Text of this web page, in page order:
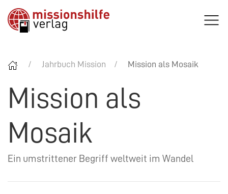
Jahrbuch Mission Mission als Mosaik
Mission als
Mosaik
Ein umstrittener Begriff weltweit im Wandel